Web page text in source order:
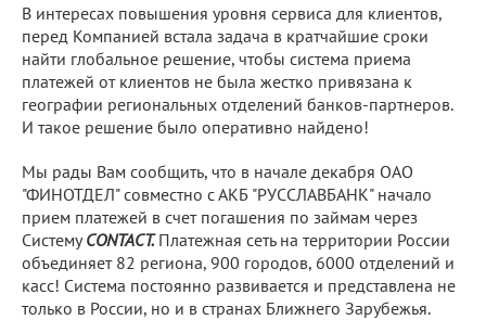
В интересах повышения уровня сервиса для клиентов,
перед Компанией встала задача в кратчайшие сроки
найти глобальное решение, чтобы система приема
платежей от клиентов не была жестко привязана к
географии региональных отделений банков-партнеров.
И такое решение было оперативно найдено!
Мы рады Вам сообщить, что в начале декабря ОАО
"ФИНОТДЕЛ" совместно с АКБ "РУССЛАВБАНК" начало
прием платежей в счет погашения по займам через
СистемуCONTACT.Платежная сеть на территории России
объединяет 82 региона, 900 городов, 6000 отделений и
касс! Система постоянно развивается и представлена не
только в России, но и в странах Ближнего Зарубежья.